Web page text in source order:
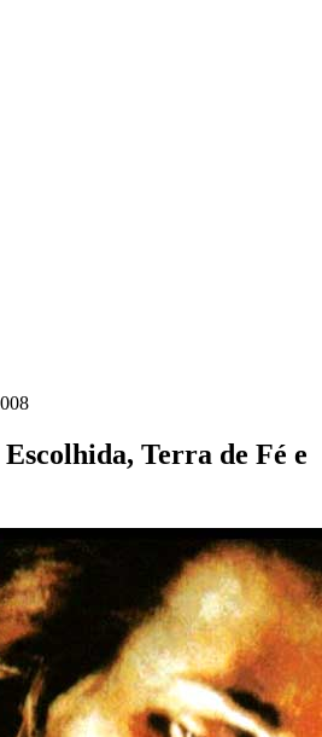
Terra de Fé e